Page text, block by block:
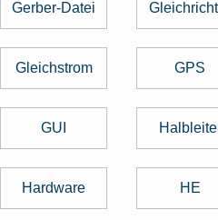
Gerber-Datei
Gleichstrom GPS
GUI
Hardware HE